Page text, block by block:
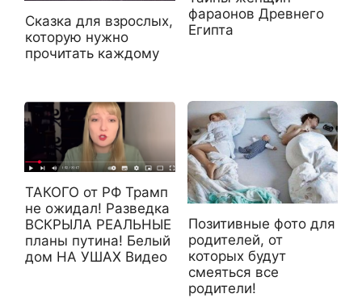
Сказка для взрослых,
которую нужно
прочитать каждому
фараонов Древнего
Египта
ТАКОГО от РФ Трамп
не ожидал! Разведка
ВСКРЫЛА РЕАЛЬНЫЕ
планы путина! Белый
дом НА УШАХ Видео
Позитивные фото для
родителей, от
которых будут
смеяться все
родители!